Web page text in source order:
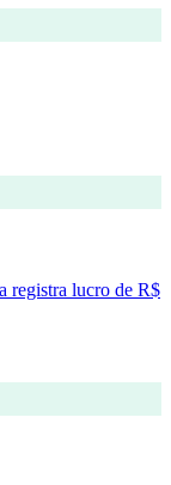
registra lucro de R$